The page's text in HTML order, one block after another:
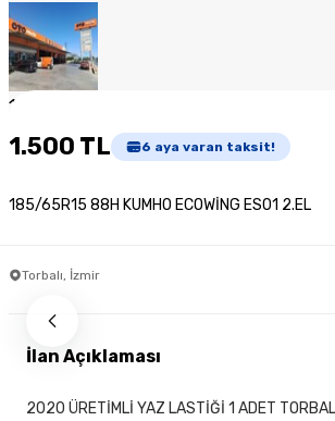
1
1.500 TL 6 aya varan taksit!
185/65R15 88H KUMHO ECOWİNG ES01 2.EL
Torbalı, İzmir
İlan Açıklaması
2020 ÜRETİMLİ YAZ LASTİĞİ 1 ADET